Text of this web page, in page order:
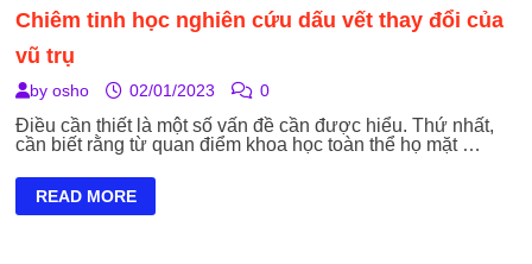
Chiêm tinh học nghiên cứu dấu vết thay đổi của
vũ trụ
by osho 02/01/2023 0
Điều cần thiết là một số vấn đề cần được hiểu. Thứ nhất,
cần biết rằng từ quan điểm khoa học toàn thể họ mặt …
CHIÊM
READ MORE